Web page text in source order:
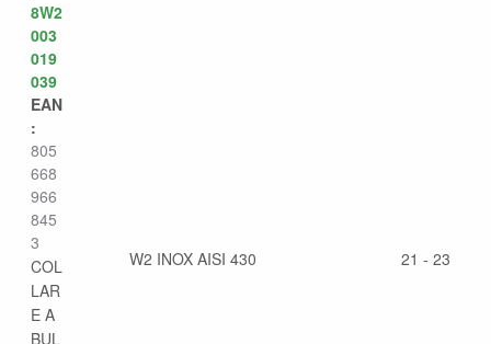
8W2
003
019
039
EAN
:
805
668
966
845
3
COL
LAR
E A
BUL
W2 INOX AISI 430 21 - 23